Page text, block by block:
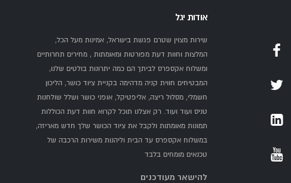
אודות יגל
שירות מצוין שטרם פגשת בישראל, אמינות מעל הכל,
המלצות וחוות דעת מפורטות ומאומתות , מחירים תחרותיים
ומשלוח אקספרס לביתך הם כמה יתרונות בולטים שלנו,
המבטיחים חווית קניה מדהימה בקניית ציוד כושר, הליכון
חשמלי, מסלול ריצה, אליפטיקל, אופני כושר ושלל שולחנות
טניס ועוד ועוד. רק אצלנו תוכל לקרוא חוות דעת הכוללות
תמונות מאומתות ולקבל את ציוד הכושר שלך חדש מאריזה,
במשלוח אקספרס עד הבית וליהנות משירות הרכבה של
טכנאים מומחים בלבד
להישאר מעודכנים